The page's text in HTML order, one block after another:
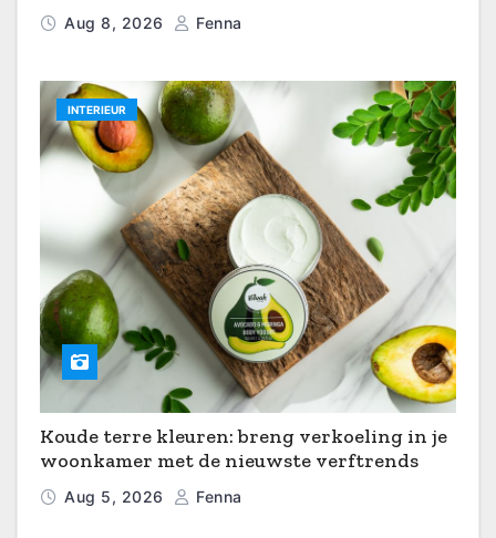
Aug 8, 2026 Fenna
INTERIEUR
Koude terre kleuren: breng verkoeling in je
woonkamer met de nieuwste verftrends
Aug 5, 2026 Fenna